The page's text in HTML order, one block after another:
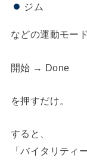
ジム
などの運動モー
開始 → Done
を押すだけ。
すると、
「バイタリティ